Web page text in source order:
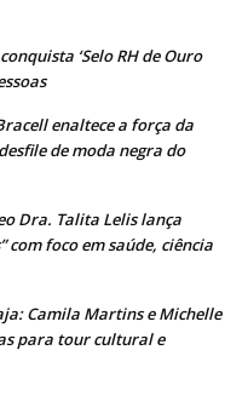
‘Selo RH de Ouro
enaltece a força da
de moda negra do
Dra. Talita Lelis lança
com foco em saúde, ciência
Camila Martins e Michelle
para tour cultural e